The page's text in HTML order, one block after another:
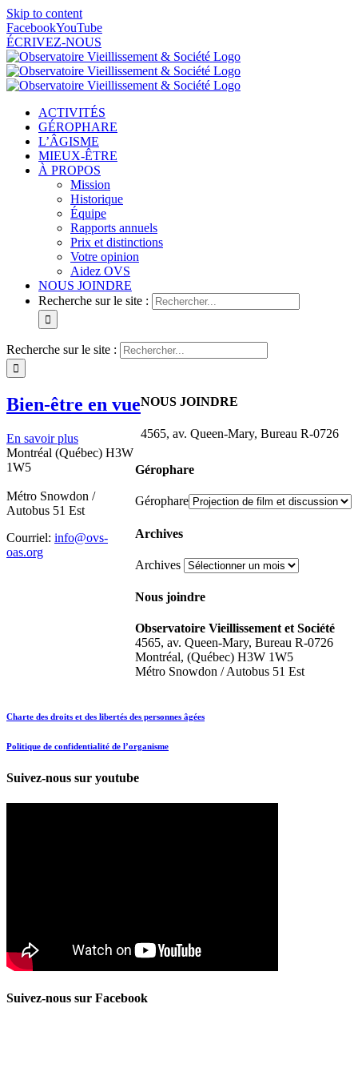
Skip to content
FacebookYouTube
ÉCRIVEZ-NOUS
ACTIVITÉS
GÉROPHARE
L’ÂGISME
MIEUX-ÊTRE
À PROPOS
Mission
Historique
Équipe
Rapports annuels
Prix et distinctions
Votre opinion
Aidez OVS
NOUS JOINDRE
Recherche sur le site :
Recherche sur le site :
Bien-être en vue
En savoir plus
Gérophare
Gérophare
Archives
Archives
Nous joindre
Observatoire Vieillissement et Société
4565, av. Queen-Mary, Bureau R-0726
Montréal, (Québec) H3W 1W5
Métro Snowdon / Autobus 51 Est
NOUS JOINDRE
4565, av. Queen-Mary, Bureau R-0726
Montréal (Québec) H3W
1W5
Métro Snowdon /
Autobus 51 Est
Courriel: info@ovs-
oas.org
Charte des droits et des libertés des personnes âgées
Politique de confidentialité de l’organisme
Suivez-nous sur youtube
Suivez-nous sur Facebook